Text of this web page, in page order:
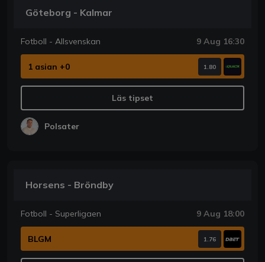
Göteborg - Kalmar
Fotboll - Allsvenskan 9 Aug 16:30
1 asian +0 1.80
Läs tipset
Polsater
Horsens - Bröndby
Fotboll - Superligaen 9 Aug 18:00
BLGM 1.76